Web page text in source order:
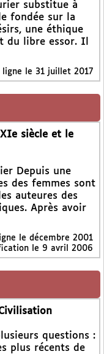
substitue à
fondée sur la
une éthique
du libre essor. Il
le 31 juillet 2017
siècle et le
Depuis une
des femmes sont
auteures des
Après avoir
le décembre 2001
le 9 avril 2006
questions :
plus récents de